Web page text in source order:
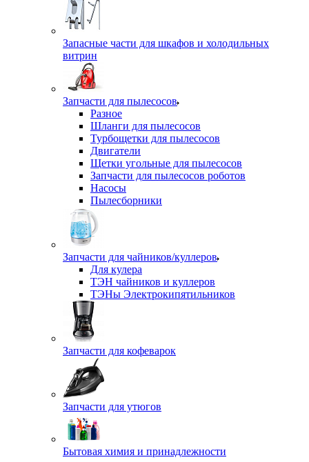
Запасные части для шкафов и холодильных
витрин
Запчасти для пылесосов
Разное
Шланги для пылесосов
Турбощетки для пылесосов
Двигатели
Щетки угольные для пылесосов
Запчасти для пылесосов роботов
Насосы
Пылесборники
Запчасти для чайников/куллеров
Для кулера
ТЭН чайников и куллеров
ТЭНы Электрокипятильников
Запчасти для кофеварок
Запчасти для утюгов
Бытовая химия и принадлежности